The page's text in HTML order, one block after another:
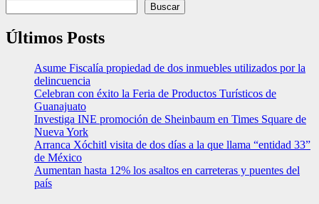
Buscar
Últimos Posts
Asume Fiscalía propiedad de dos inmuebles utilizados por la
delincuencia
Celebran con éxito la Feria de Productos Turísticos de
Guanajuato
Investiga INE promoción de Sheinbaum en Times Square de
Nueva York
Arranca Xóchitl visita de dos días a la que llama “entidad 33”
de México
Aumentan hasta 12% los asaltos en carreteras y puentes del
país